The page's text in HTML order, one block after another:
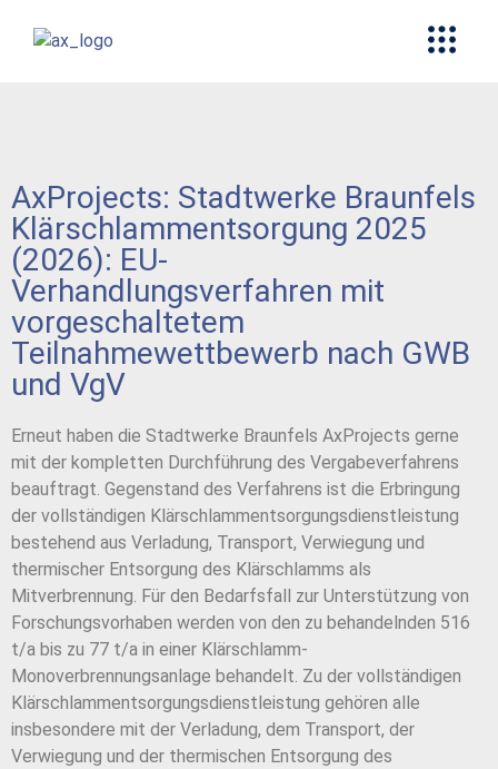
AxProjects: Stadtwerke Braunfels
Klärschlammentsorgung 2025
(2026): EU-
Verhandlungsverfahren mit
vorgeschaltetem
Teilnahmewettbewerb nach GWB
und VgV
Erneut haben die Stadtwerke Braunfels AxProjects gerne
mit der kompletten Durchführung des Vergabeverfahrens
beauftragt. Gegenstand des Verfahrens ist die Erbringung
der vollständigen Klärschlammentsorgungsdienstleistung
bestehend aus Verladung, Transport, Verwiegung und
thermischer Entsorgung des Klärschlamms als
Mitverbrennung. Für den Bedarfsfall zur Unterstützung von
Forschungsvorhaben werden von den zu behandelnden 516
t/a bis zu 77 t/a in einer Klärschlamm-
Monoverbrennungsanlage behandelt. Zu der vollständigen
Klärschlammentsorgungsdienstleistung gehören alle
insbesondere mit der Verladung, dem Transport, der
Verwiegung und der thermischen Entsorgung des